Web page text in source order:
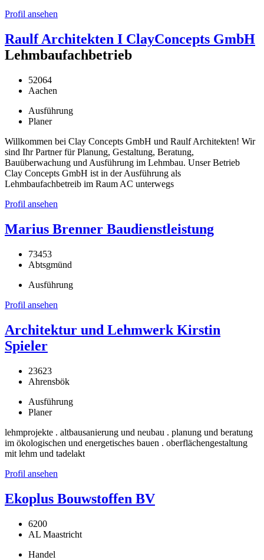
Profil ansehen
Raulf Architekten I ClayConcepts GmbH
Lehmbaufachbetrieb
52064
Aachen
Ausführung
Planer
Willkommen bei Clay Concepts GmbH und Raulf Architekten! Wir
sind Ihr Partner für Planung, Gestaltung, Beratung,
Bauüberwachung und Ausführung im Lehmbau. Unser Betrieb
Clay Concepts GmbH ist in der Ausführung als
Lehmbaufachbetreib im Raum AC unterwegs
Profil ansehen
Marius Brenner Baudienstleistung
73453
Abtsgmünd
Ausführung
Profil ansehen
Architektur und Lehmwerk Kirstin
Spieler
23623
Ahrensbök
Ausführung
Planer
lehmprojekte . altbausanierung und neubau . planung und beratung
im ökologischen und energetisches bauen . oberflächengestaltung
mit lehm und tadelakt
Profil ansehen
Ekoplus Bouwstoffen BV
6200
AL Maastricht
Handel